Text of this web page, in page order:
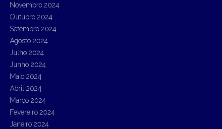
Novembro 2024
Outubro 2024
Setembro 2024
Agosto 2024
Julho 2024
Junho 2024
Maio 2024
Abril 2024
Março 2024
Fevereiro 2024
Janeiro 2024